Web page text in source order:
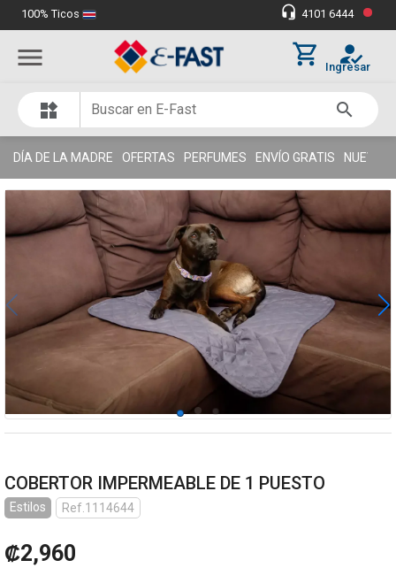
100% Ticos
headset_mic 4101 6444 •
menu shopping_cart how_to_reg
Ingresar
widgets search
DÍA DE LA MADRE OFERTAS PERFUMES ENVÍO GRATIS NUEVOS
COBERTOR IMPERMEABLE DE 1 PUESTO
Estilos Ref.1114644
₡2,960